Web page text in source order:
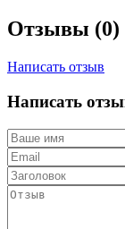
Отзывы (0)
Написать отзыв
Написать